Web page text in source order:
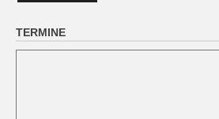
TERMINE